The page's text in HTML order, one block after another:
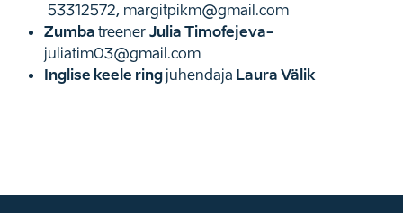
53312572, margitpikm@gmail.com
Zumba treener Julia Timofejeva-
juliatim03@gmail.com
Inglise keele ring juhendaja Laura Välik